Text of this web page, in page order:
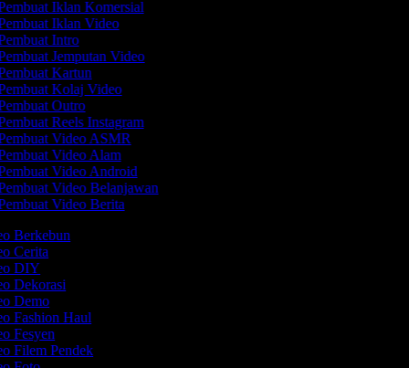
Iklan Komersial
Iklan Video
Intro
Jemputan Video
Kartun
Kolaj Video
Outro
Reels Instagram
Video ASMR
Video Alam
Video Android
Video Belanjawan
Video Berita
Berkebun
Cerita
DIY
Dekorasi
Demo
Fashion Haul
Fesyen
Filem Pendek